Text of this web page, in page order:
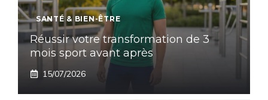
SANTÉ & BIEN-ÊTRE
Réussir votre transformation de 3
mois sport avant après
15/07/2026